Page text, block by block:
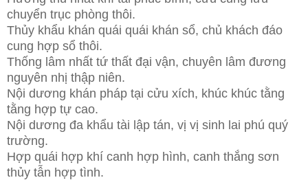
chuyển trục phòng thôi.
Thủy khẩu khán quái quái khán sổ, chủ khách đáo
cung hợp sổ thôi.
Thống lâm nhất tứ thất đại vận, chuyên lâm đương
nguyên nhị thập niên.
Nội dương khán pháp tại cửu xích, khúc khúc tằng
tằng hợp tự cao.
Nội dương đa khẩu tài lập tán, vị vị sinh lai phú quý
trường.
Hợp quái hợp khí canh hợp hình, canh thắng sơn
thủy tẫn hợp tình.